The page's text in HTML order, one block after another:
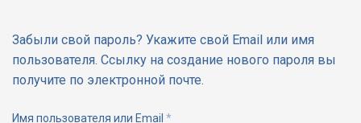
Забыли свой пароль? Укажите свой Email или имя
пользователя. Ссылку на создание нового пароля вы
получите по электронной почте.
Имя пользователя или Email *